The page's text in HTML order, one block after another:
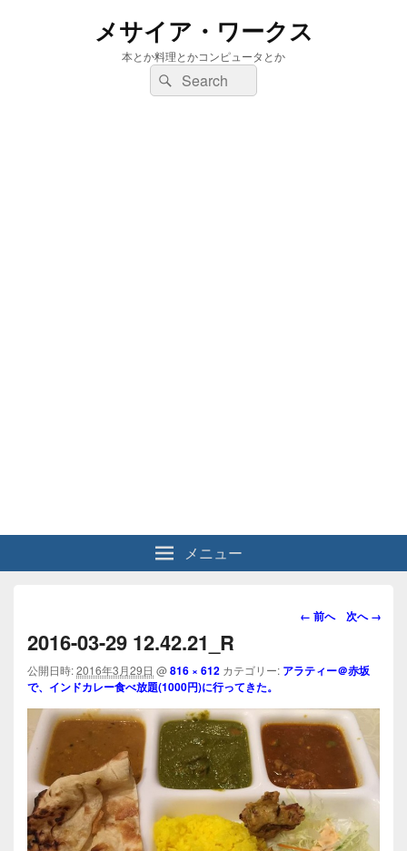
メサイア・ワークス
本とか料理とかコンピュータとか
検
索:
検
索
メニュー
画
ビ
ー
シ
ョ
ン
← 前へ 次へ →
2016-03-29 12.42.21_R
公開日時:2016年3月29日 @816 × 612 カテゴリー: アラティー＠赤坂
で、インドカレー食べ放題(1000円)に行ってきた。